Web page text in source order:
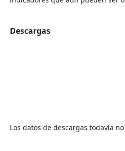
Descargas
Los datos de descargas todavía